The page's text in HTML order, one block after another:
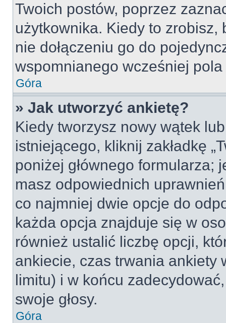
Twoich postów, poprzez
użytkownika. Kiedy to zrobisz,
nie dołączeniu go do
wspomnianego wcześniej
Góra
» Jak utworzyć ankietę?
Kiedy tworzysz nowy wątek
istniejącego, kliknij zakładkę
poniżej głównego formularza;
masz odpowiednich
co najmniej dwie opcje do
każda opcja znajduje się w
również ustalić liczbę opcji,
ankiecie, czas trwania ankiety
limitu) i w końcu
swoje głosy.
Góra